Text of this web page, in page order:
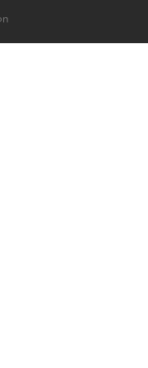
| LINE占い